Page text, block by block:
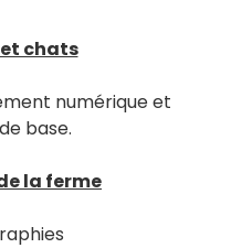
chats
numérique et
base.
la ferme